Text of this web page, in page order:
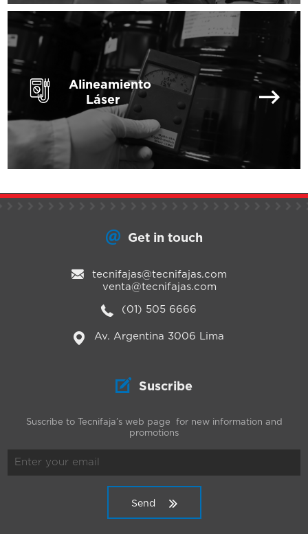
Alineamiento
Láser
Get in touch
tecnifajas@tecnifajas.com
venta@tecnifajas.com
(01) 505 6666
Av. Argentina 3006 Lima
Suscribe
Suscribe to Tecnifaja’s web page for new information and
promotions
Send